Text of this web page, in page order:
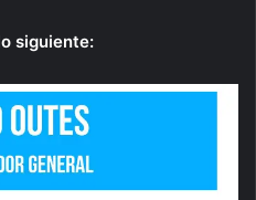
siguiente: